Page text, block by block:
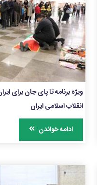
ویژه برنامه تا پای جان برای
انقلاب اسلامی ایران
ادامه خواندن